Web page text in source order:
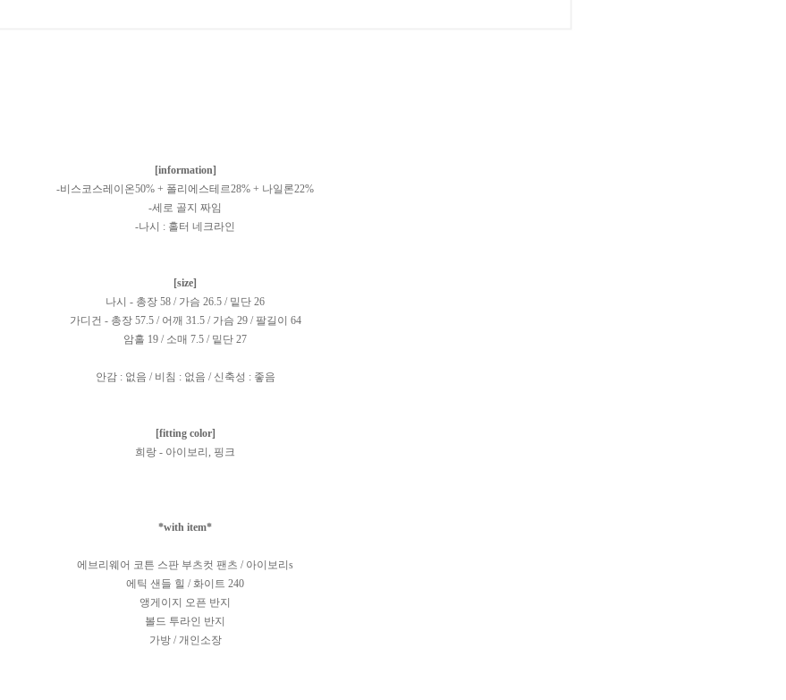
[information]
-비스코스레이온50% + 폴리에스테르28% + 나일론22%
-세로 골지 짜임
-나시 : 홀터 네크라인
[size]
나시 - 총장 58 / 가슴 26.5 / 밑단 26
가디건 - 총장 57.5 / 어깨 31.5 / 가슴 29 / 팔길이 64
암홀 19 / 소매 7.5 / 밑단 27
안감 : 없음 / 비침 : 없음 / 신축성 : 좋음
[fitting color]
희랑 - 아이보리, 핑크
*with item*
에브리웨어 코튼 스판 부츠컷 팬츠 / 아이보리s
에틱 샌들 힐 / 화이트 240
앵게이지 오픈 반지
볼드 투라인 반지
가방 / 개인소장